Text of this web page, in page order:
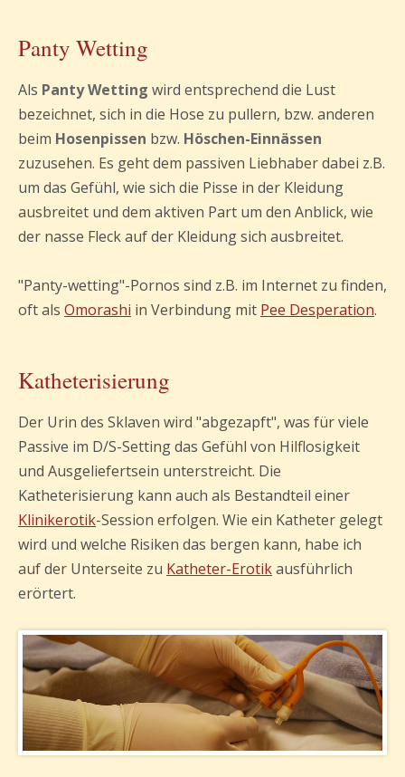
Panty Wetting
Als Panty Wetting wird entsprechend die Lust
bezeichnet, sich in die Hose zu pullern, bzw. anderen
beim Hosenpissen bzw. Höschen-Einnässen
zuzusehen. Es geht dem passiven Liebhaber dabei z.B.
um das Gefühl, wie sich die Pisse in der Kleidung
ausbreitet und dem aktiven Part um den Anblick, wie
der nasse Fleck auf der Kleidung sich ausbreitet.
"Panty-wetting"-Pornos sind z.B. im Internet zu finden,
oft als Omorashi in Verbindung mit Pee Desperation.
Katheterisierung
Der Urin des Sklaven wird "abgezapft", was für viele
Passive im D/S-Setting das Gefühl von Hilflosigkeit
und Ausgeliefertsein unterstreicht. Die
Katheterisierung kann auch als Bestandteil einer
Klinikerotik-Session erfolgen. Wie ein Katheter gelegt
wird und welche Risiken das bergen kann, habe ich
auf der Unterseite zu Katheter-Erotikausführlich
erörtert.